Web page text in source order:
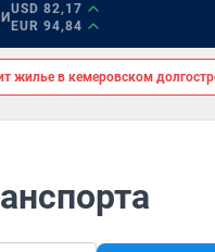
USD 82,17
EUR 94,84
жилье в кемеровском